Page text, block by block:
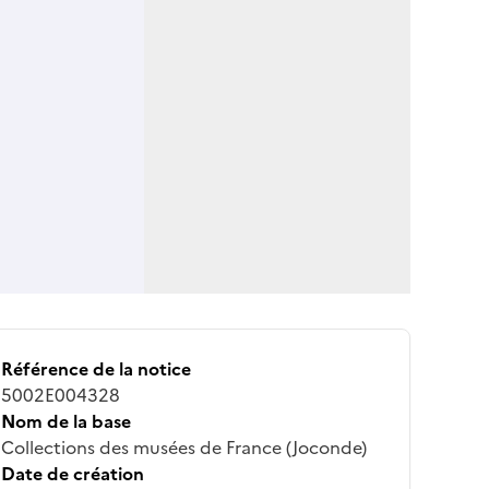
Référence de la notice
5002E004328
Nom de la base
Collections des musées de France (Joconde)
Date de création